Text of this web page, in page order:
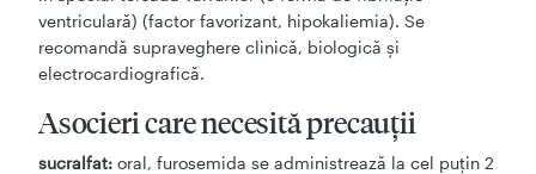
ventriculară) (factor favorizant, hipokaliemia). Se
recomandă supraveghere clinică, biologică şi
electrocardiografică.
Asocieri care necesită precauţii
sucralfat: oral, furosemida se administrează la cel puţin 2